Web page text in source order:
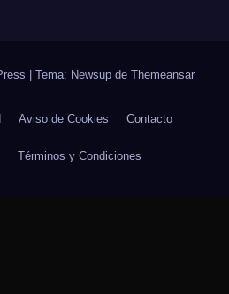
Tema: Newsup de Themeansar
Aviso de Cookies Contacto
Términos y Condiciones